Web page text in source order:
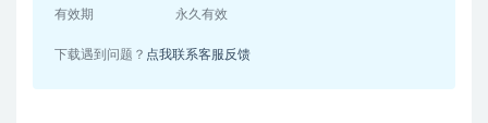
有效期 永久有效
下载遇到问题？ 点我联系客服反馈